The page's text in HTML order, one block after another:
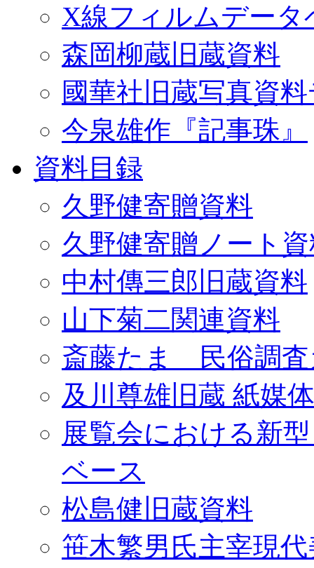
X線フィルムデータ
森岡柳蔵旧蔵資料
國華社旧蔵写真資
今泉雄作『記事珠』
資料目録
久野健寄贈資料
久野健寄贈ノート
中村傳三郎旧蔵資料
山下菊二関連資料
斎藤たま 民俗調査
及川尊雄旧蔵 紙媒
展覧会における新
ベース
松島健旧蔵資料
笹木繁男氏主宰現